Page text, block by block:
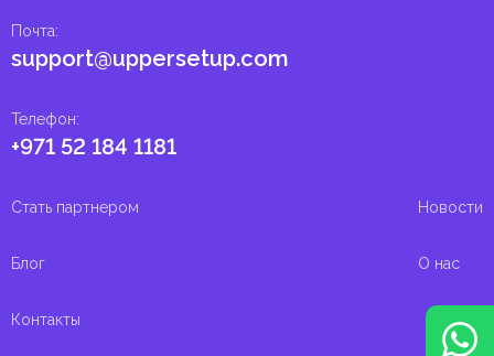
Телефон:
+971 52 184 1181
Почта:
support@uppersetup.com
Стать партнером Новости
Блог О нас
Контакты